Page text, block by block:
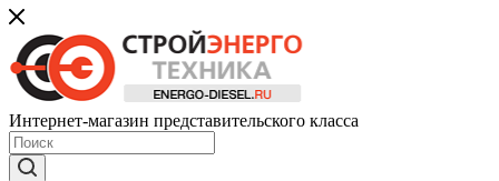
Интернет-магазин представительского класса